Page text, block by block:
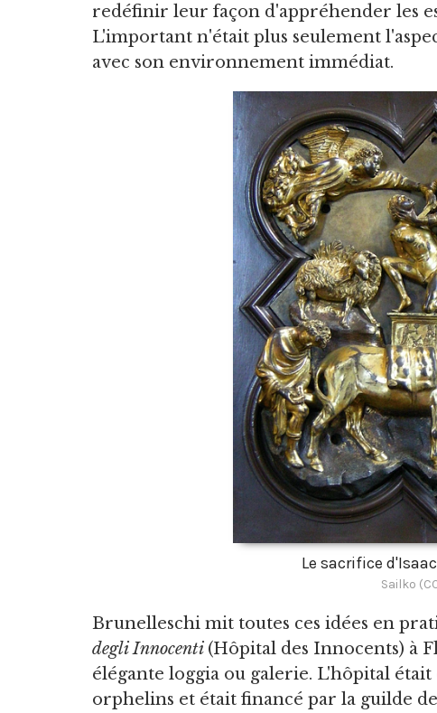
redéfinir leur façon d'appréhender les
L'important n'était plus seulement
avec son environnement immédiat.
Le sacrifice
Sailko
Brunelleschi mit toutes ces idées en
degli Innocenti (Hôpital des Innocents) à
élégante loggia ou galerie. L'hôpital
orphelins et était financé par la guilde